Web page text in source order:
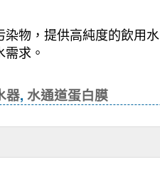
物，提供高純度的飲用水
求。
器, 水通道蛋白膜